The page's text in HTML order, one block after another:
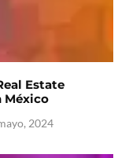
Estate
México
2024